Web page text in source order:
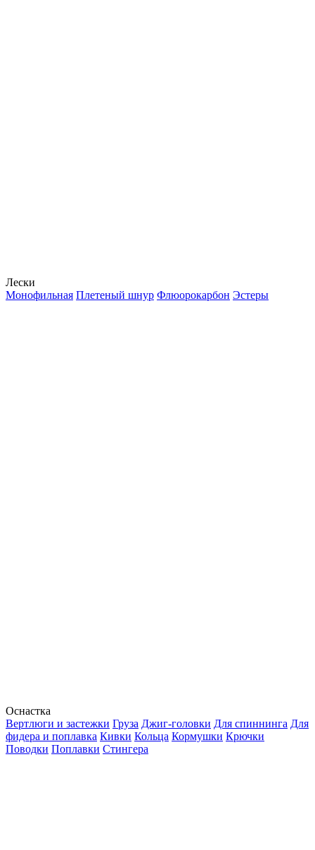
Лески
Монофильная Плетеный шнур Флюорокарбон Эстеры
Оснастка
Вертлюги и застежки Груза Джиг-головки Для спиннинга Для
фидера и поплавка Кивки Кольца Кормушки Крючки
Поводки Поплавки Стингера